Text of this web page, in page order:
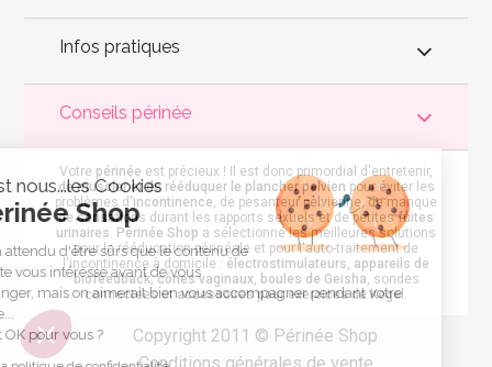
Infos pratiques
Conseils périnée
Votre périnée est précieux ! Il est donc primordial d'entretenir,
de muscler et de rééduquer le plancher pelvien pour éviter les
problèmes d'incontinence , de pesanteur pelvienne, de manque
de sensations durant les rapports sexuels et de petitesfuites
urinaires Périnée Shop a sélectionné les meilleures solutions
pour la rééducation périnéale et pour l'auto-traitement de
l'incontinence à domicile : électrostimulateurs appareils de
biofeedback,cônes vaginaux, boules de Geisha , sondes
connectées etaccessoires pour exercices de Kegel
Copyright 2011 © Périnée Shop
Conditions générales de vente
C'est nous...les Cookies
Périnée Shop
On a attendu d'être sûrs que le contenu de
ce site vous intéresse avant de vous
déranger, mais on aimerait bien vous accompagner pendant votre
visite...
C'est OK pour vous ?